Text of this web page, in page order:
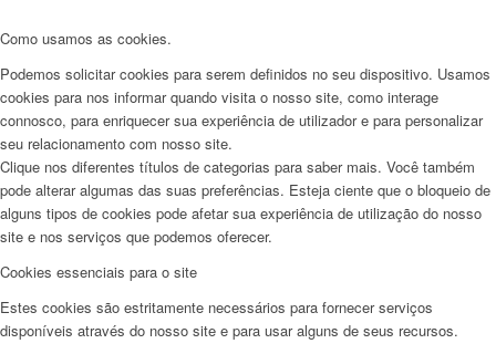
Como usamos as cookies.
Podemos solicitar cookies para serem definidos no seu dispositivo. Usamos
cookies para nos informar quando visita o nosso site, como interage
connosco, para enriquecer sua experiência de utilizador e para personalizar
seu relacionamento com nosso site.
Clique nos diferentes títulos de categorias para saber mais. Você também
pode alterar algumas das suas preferências. Esteja ciente que o bloqueio de
alguns tipos de cookies pode afetar sua experiência de utilização do nosso
site e nos serviços que podemos oferecer.
Cookies essenciais para o site
Estes cookies são estritamente necessários para fornecer serviços
disponíveis através do nosso site e para usar alguns de seus recursos.